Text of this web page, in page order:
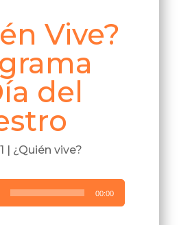
Vive?
del
| ¿Quién vive?
00:00